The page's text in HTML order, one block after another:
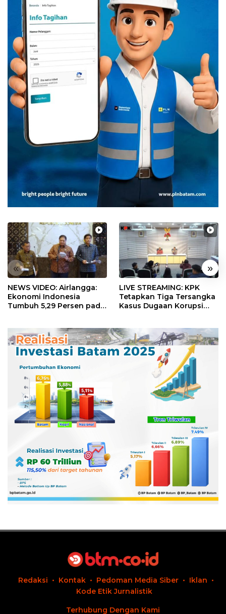
« »
NEWS VIDEO: Airlangga:
Ekonomi Indonesia
Tumbuh 5,29 Persen pada
LIVE STREAMING: KPK
Tetapkan Tiga Tersangka
Kasus Dugaan Korupsi
Redaksi Kontak Pedoman Media Siber
Iklan
Kode Etik Jurnalistik
Terhubung Dengan Kami